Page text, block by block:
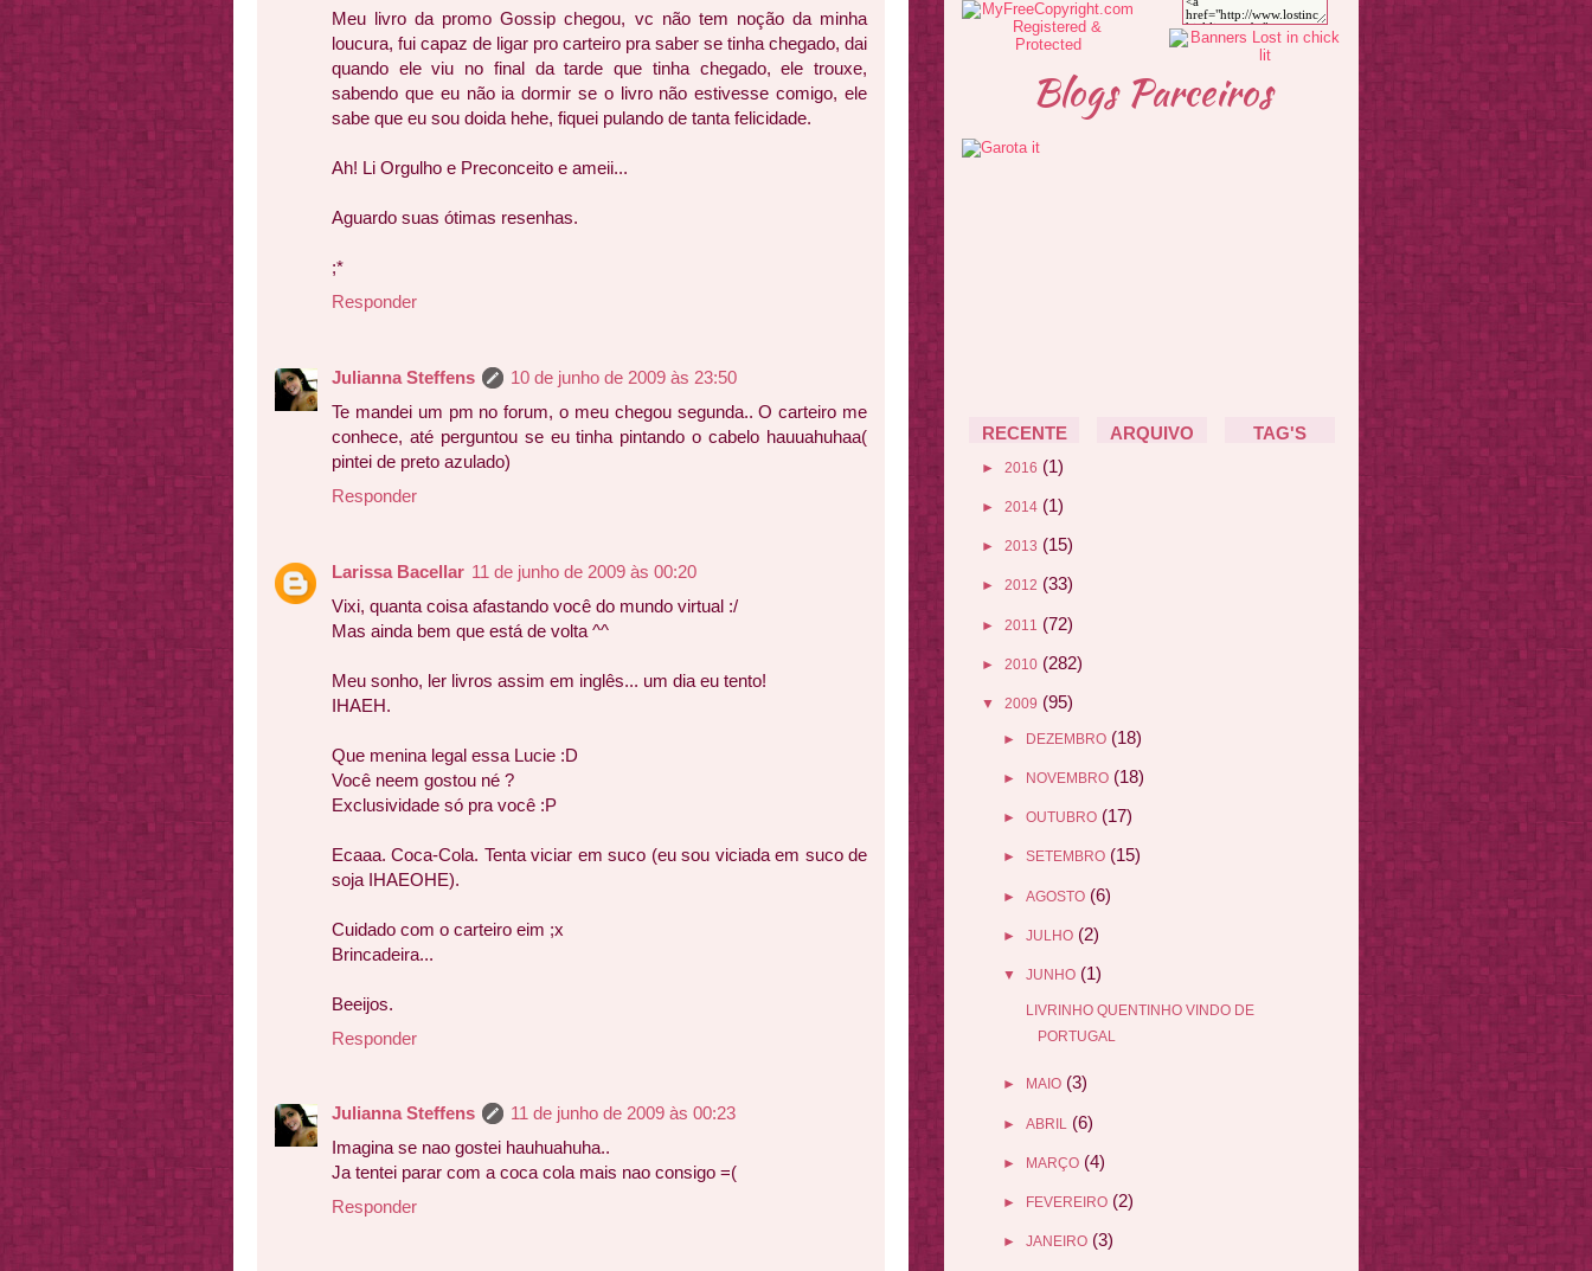
Meu livro da promo Gossip chegou, vc não tem noção da minha
loucura, fui capaz de ligar pro carteiro pra saber se tinha chegado, dai
quando ele viu no final da tarde que tinha chegado, ele trouxe,
sabendo que eu não ia dormir se o livro não estivesse comigo, ele
sabe que eu sou doida hehe, fiquei pulando de tanta felicidade.
Ah! Li Orgulho e Preconceito e ameii...
Aguardo suas ótimas resenhas.
;*
Responder
Julianna Steffens
10 de junho de 2009 às 23:50
Te mandei um pm no forum, o meu chegou segunda.. O carteiro me
conhece, até perguntou se eu tinha pintando o cabelo hauuahuhaa(
pintei de preto azulado)
Responder
Larissa Bacellar 11 de junho de 2009 às 00:20
Vixi, quanta coisa afastando você do mundo virtual :/
Mas ainda bem que está de volta ^^
Meu sonho, ler livros assim em inglês... um dia eu tento!
IHAEH.
Que menina legal essa Lucie :D
Você neem gostou né ?
Exclusividade só pra você :P
Ecaaa. Coca-Cola. Tenta viciar em suco (eu sou viciada em suco de
soja IHAEOHE).
Cuidado com o carteiro eim ;x
Brincadeira...
Beeijos.
Responder
Julianna Steffens
11 de junho de 2009 às 00:23
Imagina se nao gostei hauhuahuha..
Ja tentei parar com a coca cola mais nao consigo =(
Responder
Blogs Parceiros
RECENTE ARQUIVO TAG'S
► 2016 (1)
► 2014 (1)
► 2013 (15)
► 2012 (33)
► 2011 (72)
► 2010 (282)
▼ 2009 (95)
► DEZEMBRO (18)
► NOVEMBRO (18)
► OUTUBRO (17)
► SETEMBRO (15)
► AGOSTO (6)
► JULHO (2)
▼ JUNHO (1)
LIVRINHO QUENTINHO VINDO DE
PORTUGAL
► MAIO (3)
► ABRIL (6)
► MARÇO (4)
► FEVEREIRO (2)
► JANEIRO (3)